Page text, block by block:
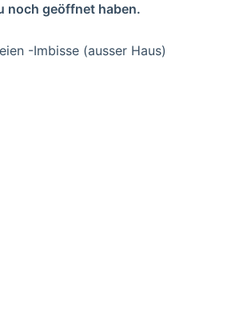
noch geöffnet haben.
-Imbisse (ausser Haus)